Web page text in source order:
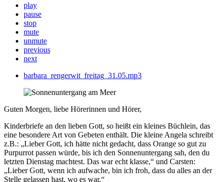
play
pause
stop
mute
unmute
previous
next
barbara_rengerwit_freitag_31.05.mp3
Guten Morgen, liebe Hörerinnen und Hörer,
Kinderbriefe an den lieben Gott, so heißt ein kleines Büchlein, das
eine besondere Art von Gebeten enthält. Die kleine Angela schreibt
z.B.: „Lieber Gott, ich hätte nicht gedacht, dass Orange so gut zu
Purpurrot passen würde, bis ich den Sonnenuntergang sah, den du
letzten Dienstag machtest. Das war echt klasse,“ und Carsten:
„Lieber Gott, wenn ich aufwache, bin ich froh, dass du alles an der
Stelle gelassen hast, wo es war.“